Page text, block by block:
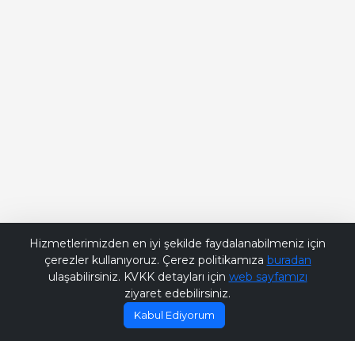
Hizmetlerimizden en iyi şekilde faydalanabilmeniz için
çerezler kullanıyoruz. Çerez politikamıza buradan
ulaşabilirsiniz. KVKK detayları için web sayfamızı
ziyaret edebilirsiniz.
Kabul Ediyorum
Bana Soru Sor | Ask Me